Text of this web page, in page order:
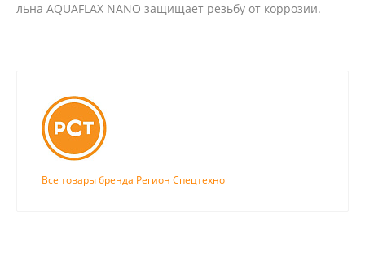
льна AQUAFLAX NANO защищает резьбу от коррозии.
Все товары бренда Регион Спецтехно